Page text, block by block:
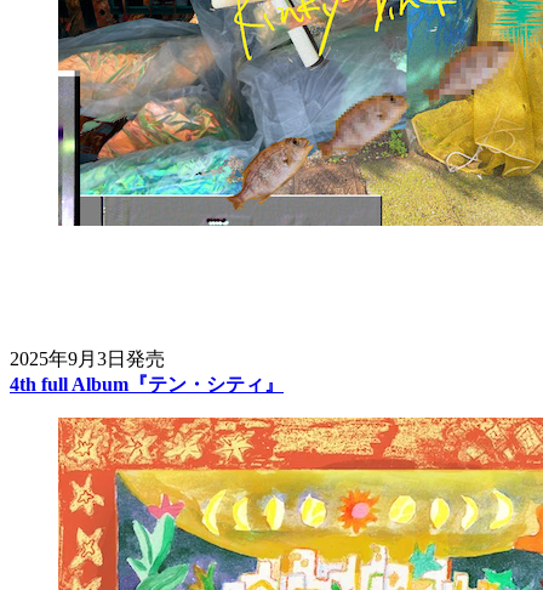
2025年9月3日発売
4th full Album『テン・シティ』